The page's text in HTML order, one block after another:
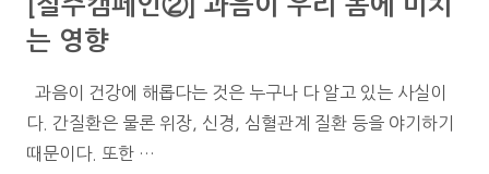
[절주캠페인②] 과음이 우리 몸에 미치
는 영향
과음이 건강에 해롭다는 것은 누구나 다 알고 있는 사실이
다. 간질환은 물론 위장, 신경, 심혈관계 질환 등을 야기하기
때문이다. 또한 …